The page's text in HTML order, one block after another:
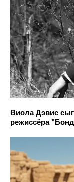
Виола Дэвис
режиссёра